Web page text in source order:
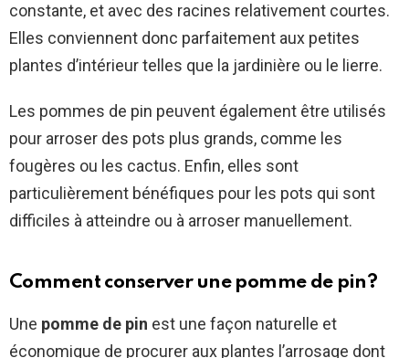
constante, et avec des racines relativement courtes.
Elles conviennent donc parfaitement aux petites
plantes d’intérieur telles que la jardinière ou le lierre.
Les pommes de pin peuvent également être utilisés
pour arroser des pots plus grands, comme les
fougères ou les cactus. Enfin, elles sont
particulièrement bénéfiques pour les pots qui sont
difficiles à atteindre ou à arroser manuellement.
Comment conserver une pomme de pin?
Une pomme de pin est une façon naturelle et
économique de procurer aux plantes l’arrosage dont